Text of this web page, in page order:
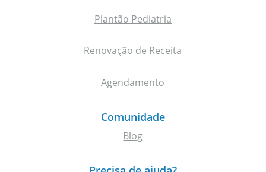
Plantão Pediatria
Renovação de Receita
Agendamento
Comunidade
Blog